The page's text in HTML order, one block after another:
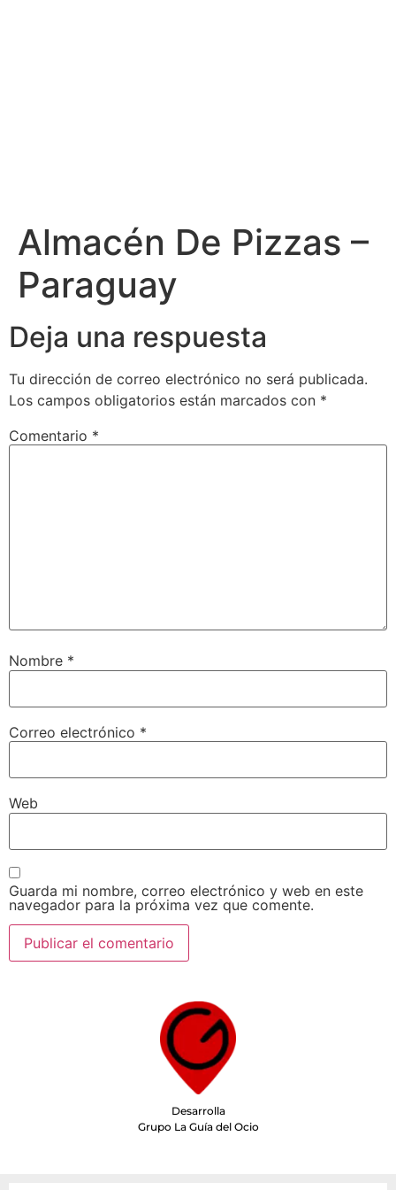
Almacén De Pizzas –
Paraguay
Deja una respuesta
Tu dirección de correo electrónico no será publicada.
Los campos obligatorios están marcados con *
Comentario *
Nombre *
Correo electrónico *
Web
Guarda mi nombre, correo electrónico y web en este
navegador para la próxima vez que comente.
Desarrolla
Grupo La Guía del Ocio